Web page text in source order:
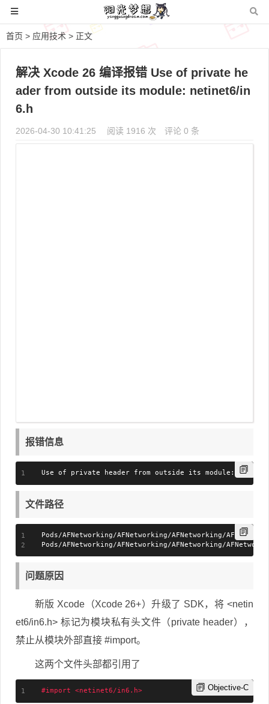
首页 > 应用技术 > 正文
解决 Xcode 26 编译报错 Use of private he
ader from outside its module: netinet6/in
6.h
2026-04-30 10:41:25 阅读 1916 次 评论 0 条
报错信息
Use of private header from outside its module:
文件路径
Pods/AFNetworking/AFNetworking/AFNetworking/
Pods/AFNetworking/AFNetworking/AFNetworking/
问题原因
新版 Xcode（Xcode 26+）升级了 SDK，将 <netin
et6/in6.h> 标记为模块私有头文件（private header），
禁止从模块外部直接 #import。
这两个文件头部都引用了
Objective-C
#import <netinet6/in6.h>